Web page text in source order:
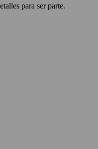
para ser parte.